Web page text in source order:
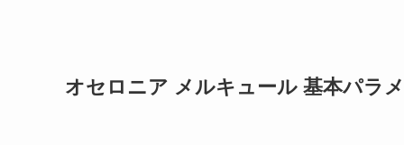
オセロニア メルキュール 基本パラ